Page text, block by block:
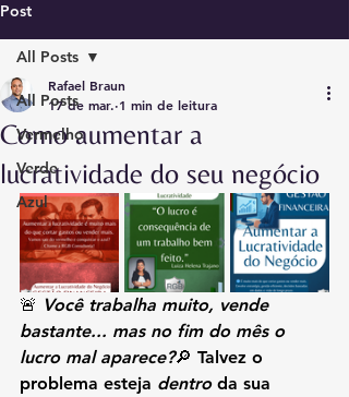
Post
All Posts
Vermelho
Verde
Azul
All Posts
Como aumentar a
lucratividade do seu negócio
Rafael Braun
17 de mar. 1 min de leitura
🚨 Você trabalha muito, vende
bastante... mas no fim do mês o
lucro mal aparece?🔎 Talvez o
problema esteja dentro da sua